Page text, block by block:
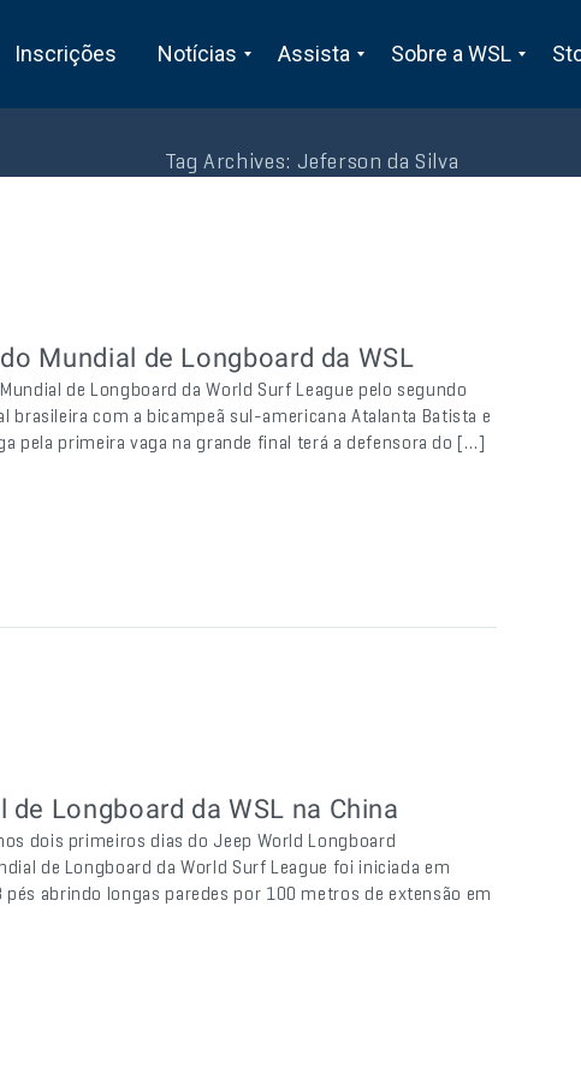
Inscrições Notícias Assista Sobre a WSL
Tag Archives: Jeferson da Silva
Mundial de Longboard da WSL
de Longboard da World Surf League pelo segundo
brasileira com a bicampeã sul-americana Atalanta Batista e
pela primeira vaga na grande final terá a defensora do […]
Longboard da WSL na China
dois primeiros dias do Jeep World Longboard
de Longboard da World Surf League foi iniciada em
abrindo longas paredes por 100 metros de extensão em